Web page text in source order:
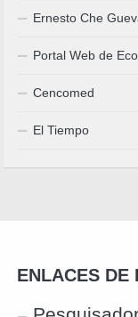
Ernesto Che
Portal Web de
Cencomed
El Tiempo
ENLACES DE